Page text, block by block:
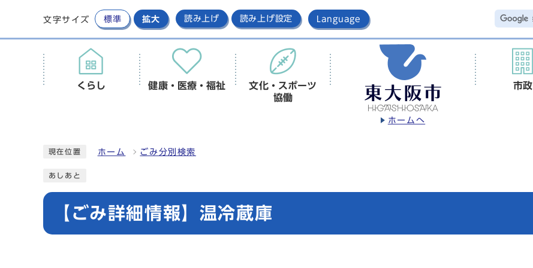
文字サイズ 標準 拡大 読み上げ 読み上げ設定 Language
ホームへ
くらし 健康・医療・福祉
文化・スポーツ
協働
市政
現在位置 ホーム ごみ分別検索
あしあと
【ごみ詳細情報】温冷蔵庫